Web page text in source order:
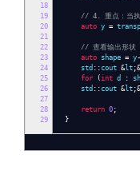
18
19
20
21
22
23
24
25
26
27
28
29
// 4. 重点：当执
auto y =
// 查看输出形状
auto shape = y
std :: cout &lt ;&
for
(int d :
std :: cout &lt ;&
return 0 ;
}